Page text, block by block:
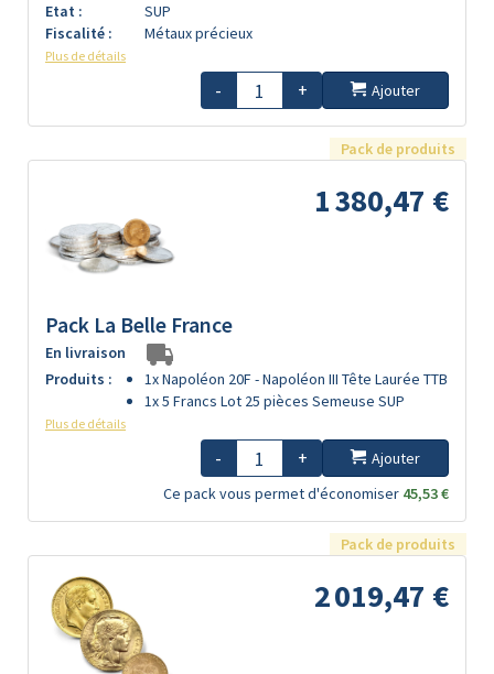
Etat :
SUP
Fiscalité :
Métaux précieux
Plus de détails
- + Ajouter
Pack de produits
1 380,47 €
Pack La Belle France
En livraison
Produits :
1x Napoléon 20F - Napoléon III Tête Laurée TTB
1x 5 Francs Lot 25 pièces Semeuse SUP
Plus de détails
- +
Ajouter
Ce pack vous permet d'économiser 45,53 €
Pack de produits
2 019,47 €